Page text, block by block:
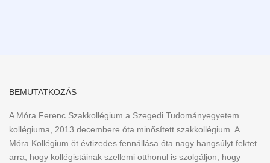
BEMUTATKOZÁS
A Móra Ferenc Szakkollégium a Szegedi Tudományegyetem
kollégiuma, 2013 decembere óta minősített szakkollégium. A
Móra Kollégium öt évtizedes fennállása óta nagy hangsúlyt fektet
arra, hogy kollégistáinak szellemi otthonul is szolgáljon, hogy